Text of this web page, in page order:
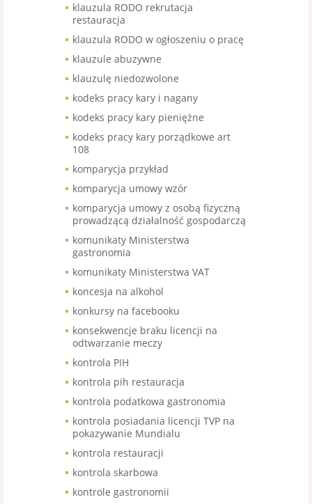
klauzula RODO rekrutacja
restauracja
klauzula RODO w ogłoszeniu o pracę
klauzule abuzywne
klauzulę niedozwolone
kodeks pracy kary i nagany
kodeks pracy kary pieniężne
kodeks pracy kary porządkowe art
108
komparycja przykład
komparycja umowy wzór
komparycja umowy z osobą fizyczną
prowadzącą działalność gospodarczą
komunikaty Ministerstwa
gastronomia
komunikaty Ministerstwa VAT
koncesja na alkohol
konkursy na facebooku
konsekwencje braku licencji na
odtwarzanie meczy
kontrola PIH
kontrola pih restauracja
kontrola podatkowa gastronomia
kontrola posiadania licencji TVP na
pokazywanie Mundialu
kontrola restauracji
kontrola skarbowa
kontrole gastronomii